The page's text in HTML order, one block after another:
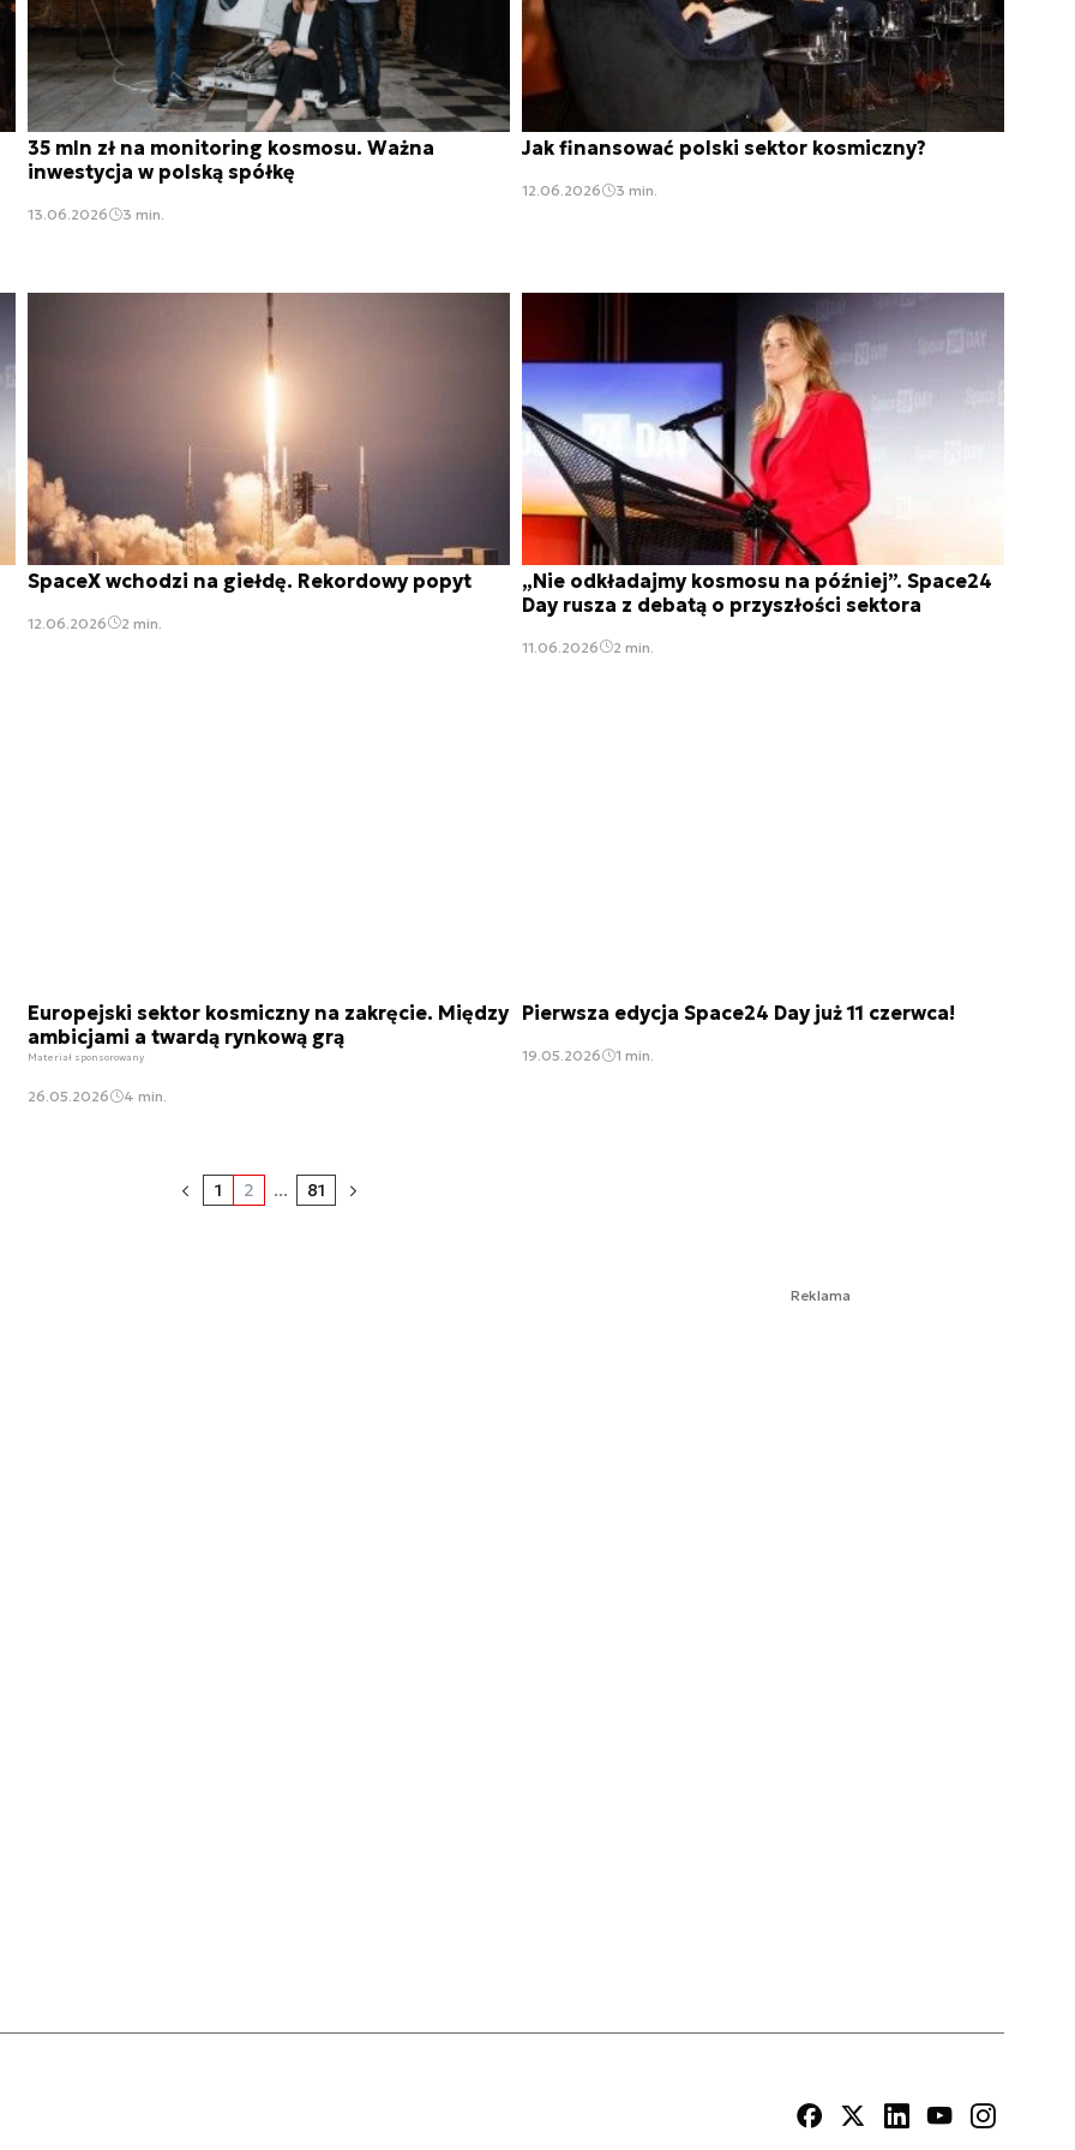
35 mln zł na monitoring kosmosu. Ważna
inwestycja w polską spółkę
13.06.2026 3 min.
Jak finansować polski sektor kosmiczny?
12.06.2026 3 min.
SpaceX wchodzi na giełdę. Rekordowy popyt
12.06.2026 2 min.
„Nie odkładajmy kosmosu na później”. Space24
Day rusza z debatą o przyszłości sektora
11.06.2026 2 min.
Europejski sektor kosmiczny na zakręcie. Między
ambicjami a twardą rynkową grą
Materiał sponsorowany
26.05.2026 4 min.
Pierwsza edycja Space24 Day już 11 czerwca!
19.05.2026 1 min.
1 2 ... 81
Reklama